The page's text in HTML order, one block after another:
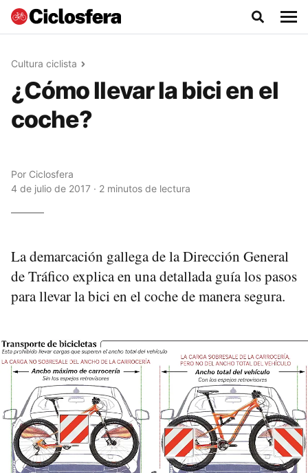
Cultura ciclista
¿Cómo llevar la bici en el
coche?
Por Ciclosfera
4 de julio de 2017 · 2 minutos de lectura
La demarcación gallega de la Dirección General
de Tráfico explica en una detallada guía los pasos
para llevar la bici en el coche de manera segura.